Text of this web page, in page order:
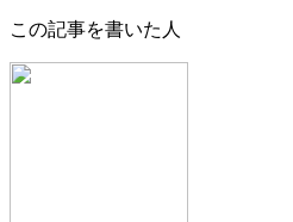
この記事を書いた人